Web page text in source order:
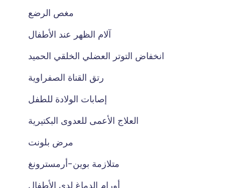
مغص الرضع
آلام الظهر عند الأطفال
انخفاض التوتر العضلي الخلقي الحميد
رتق القناة الصفراوية
إصابات الولادة للطفل
العلاج الأعمى للعدوى البكتيرية
مرض بلونت
متلازمة بوين-أرمسترونغ
أورام الدماغ لدى الأطفال